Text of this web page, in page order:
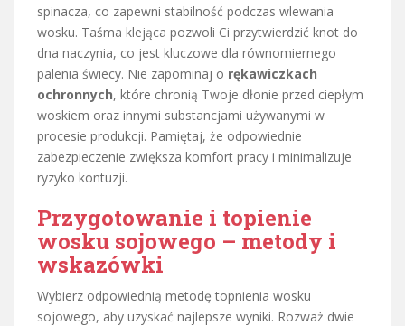
spinacza, co zapewni stabilność podczas wlewania
wosku. Taśma klejąca pozwoli Ci przytwierdzić knot do
dna naczynia, co jest kluczowe dla równomiernego
palenia świecy. Nie zapominaj o rękawiczkach
ochronnych, które chronią Twoje dłonie przed ciepłym
woskiem oraz innymi substancjami używanymi w
procesie produkcji. Pamiętaj, że odpowiednie
zabezpieczenie zwiększa komfort pracy i minimalizuje
ryzyko kontuzji.
Przygotowanie i topienie
wosku sojowego – metody i
wskazówki
Wybierz odpowiednią metodę topnienia wosku
sojowego, aby uzyskać najlepsze wyniki. Rozważ dwie